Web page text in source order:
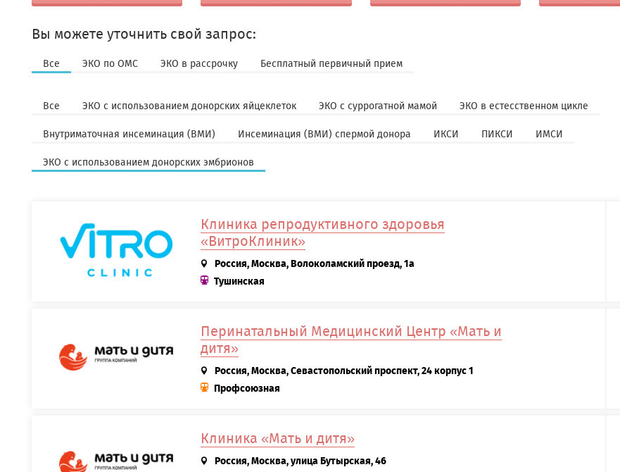
Вы можете уточнить свой запрос:
Все ЭКО по ОМС ЭКО в рассрочку Бесплатный первичный прием
Все ЭКО с использованием донорских яйцеклеток ЭКО с суррогатной мамой ЭКО в естесственном цикле
Внутриматочная инсеминация (ВМИ) Инсеминация (ВМИ) спермой донора ИКСИ ПИКСИ ИМСИ
ЭКО с использованием донорских эмбрионов
Клиника репродуктивного здоровья
«ВитроКлиник»
Россия, Москва, Волоколамский проезд, 1а
Тушинская
Перинатальный Медицинский Центр «Мать и
дитя»
Россия, Москва, Севастопольский проспект, 24 корпус 1
Профсоюзная
Клиника «Мать и дитя»
Россия, Москва, улица Бутырская, 46